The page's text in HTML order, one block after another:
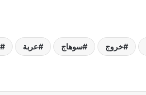
خروج سوهاج عربة